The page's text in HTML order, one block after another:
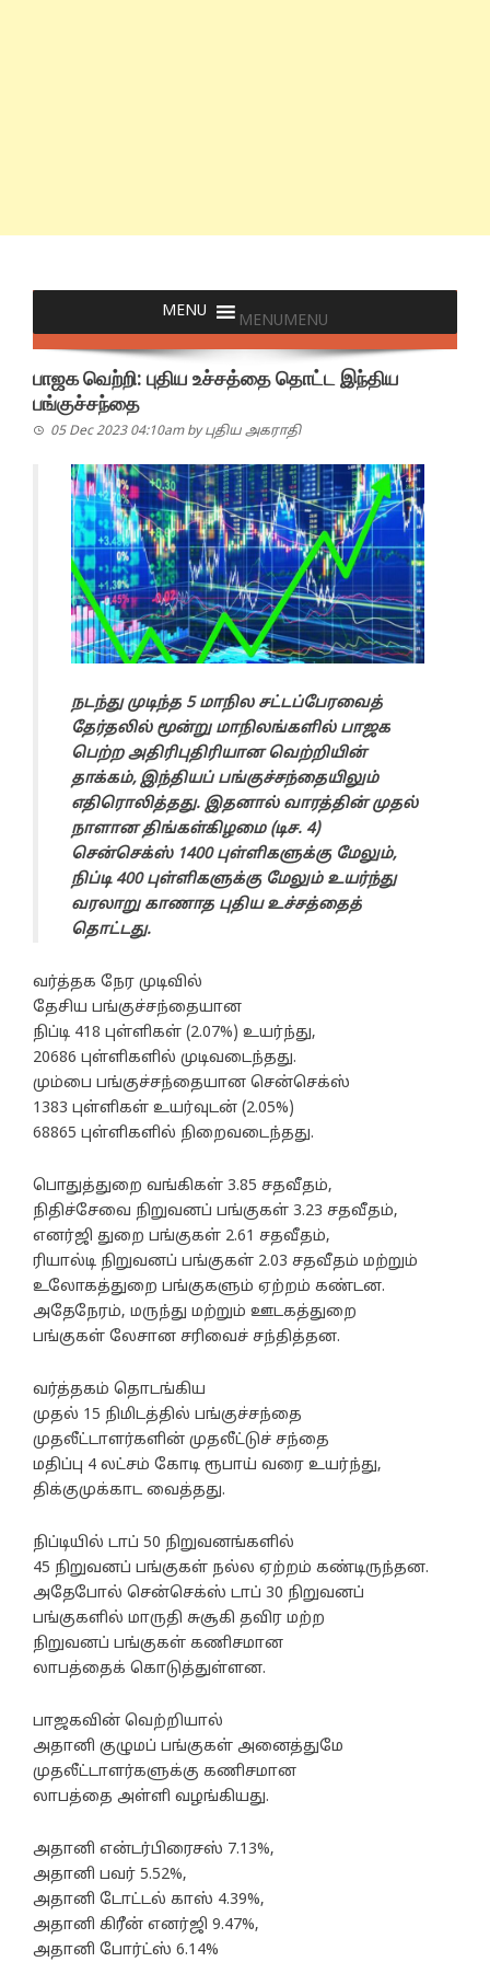
MENUMENU
பாஜக வெற்றி: புதிய உச்சத்தை தொட்ட இந்திய
பங்குச்சந்தை
05 Dec 2023 04:10am byபுதிய அகராதி
நடந்து முடிந்த 5 மாநில சட்டப்பேரவைத்
தேர்தலில் மூன்று மாநிலங்களில் பாஜக
பெற்ற அதிரிபுதிரியான வெற்றியின்
தாக்கம், இந்தியப் பங்குச்சந்தையிலும்
எதிரொலித்தது. இதனால் வாரத்தின் முதல்
நாளான திங்கள்கிழமை (டிச. 4)
சென்செக்ஸ் 1400 புள்ளிகளுக்கு மேலும்,
நிப்டி 400 புள்ளிகளுக்கு மேலும் உயர்ந்து
வரலாறு காணாத புதிய உச்சத்தைத்
தொட்டது.
வர்த்தக நேர முடிவில்
தேசிய பங்குச்சந்தையான
நிப்டி 418 புள்ளிகள் (2.07%) உயர்ந்து,
20686 புள்ளிகளில் முடிவடைந்தது.
மும்பை பங்குச்சந்தையான சென்செக்ஸ்
1383 புள்ளிகள் உயர்வுடன் (2.05%)
68865 புள்ளிகளில் நிறைவடைந்தது.
பொதுத்துறை வங்கிகள் 3.85 சதவீதம்,
நிதிச்சேவை நிறுவனப் பங்குகள் 3.23 சதவீதம்,
எனர்ஜி துறை பங்குகள் 2.61 சதவீதம்,
ரியால்டி நிறுவனப் பங்குகள் 2.03 சதவீதம் மற்றும்
உலோகத்துறை பங்குகளும் ஏற்றம் கண்டன.
அதேநேரம், மருந்து மற்றும் ஊடகத்துறை
பங்குகள் லேசான சரிவைச் சந்தித்தன.
வர்த்தகம் தொடங்கிய
முதல் 15 நிமிடத்தில் பங்குச்சந்தை
முதலீட்டாளர்களின் முதலீட்டுச் சந்தை
மதிப்பு 4 லட்சம் கோடி ரூபாய் வரை உயர்ந்து,
திக்குமுக்காட வைத்தது.
நிப்டியில் டாப் 50 நிறுவனங்களில்
45 நிறுவனப் பங்குகள் நல்ல ஏற்றம் கண்டிருந்தன.
அதேபோல் சென்செக்ஸ் டாப் 30 நிறுவனப்
பங்குகளில் மாருதி சுசூகி தவிர மற்ற
நிறுவனப் பங்குகள் கணிசமான
லாபத்தைக் கொடுத்துள்ளன.
பாஜகவின் வெற்றியால்
அதானி குழுமப் பங்குகள் அனைத்துமே
முதலீட்டாளர்களுக்கு கணிசமான
லாபத்தை அள்ளி வழங்கியது.
அதானி என்டர்பிரைசஸ் 7.13%,
அதானி பவர் 5.52%,
அதானி டோட்டல் காஸ் 4.39%,
அதானி கிரீன் எனர்ஜி 9.47%,
அதானி போர்ட்ஸ் 6.14%